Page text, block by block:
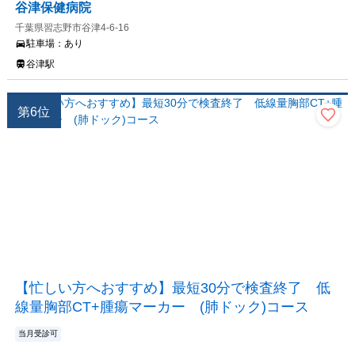
谷津保健病院
千葉県習志野市谷津4-6-16
駐車場： あり
谷津駅
第6位
【忙しい方へおすすめ】最短30分で検査終了 低
線量胸部CT+腫瘍マーカー (肺ドック)コース
当月受診可